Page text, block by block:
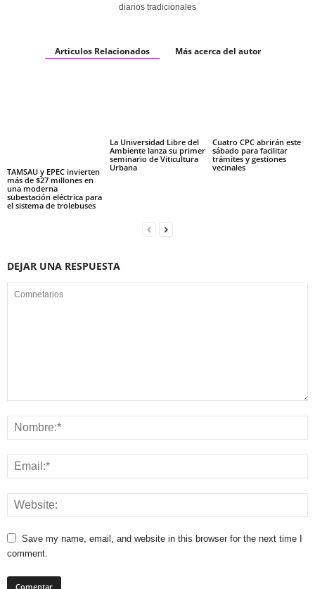
diarios tradicionales
Articulos Relacionados Más acerca del autor
TAMSAU y EPEC invierten
más de $27 millones en
una moderna
subestación eléctrica para
el sistema de trolebuses
La Universidad Libre del
Ambiente lanza su primer
seminario de Viticultura
Urbana
Cuatro CPC abrirán este
sábado para facilitar
trámites y gestiones
vecinales
DEJAR UNA RESPUESTA
Save my name, email, and website in this browser for the next time I
comment.